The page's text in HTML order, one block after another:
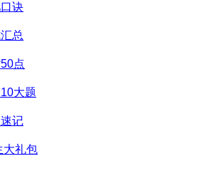
诀
总
50点
10大题
记
大礼包